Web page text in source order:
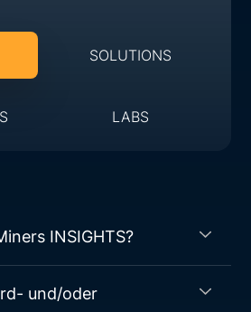
SOLUTIONS
LABS
INSIGHTS?
zur
und/oder